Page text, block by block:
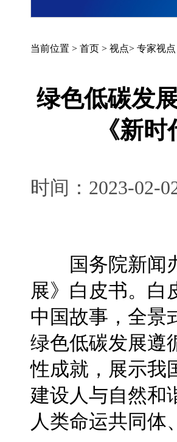
当前位置 > 首页 > 视点> 专家视点
绿色低碳发
《新
时间：2023-
国务院新闻办
展》白皮书。白
中国故事，全景
绿色低碳发展遵
性成就，展示我
建设人与自然和
人类命运共同体